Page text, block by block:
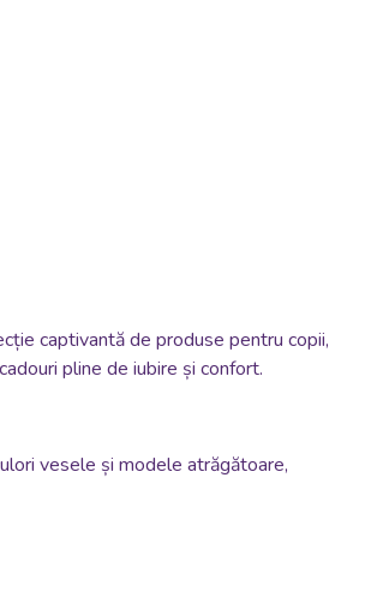
captivantă de produse pentru copii,
pline de iubire și confort.
vesele și modele atrăgătoare,